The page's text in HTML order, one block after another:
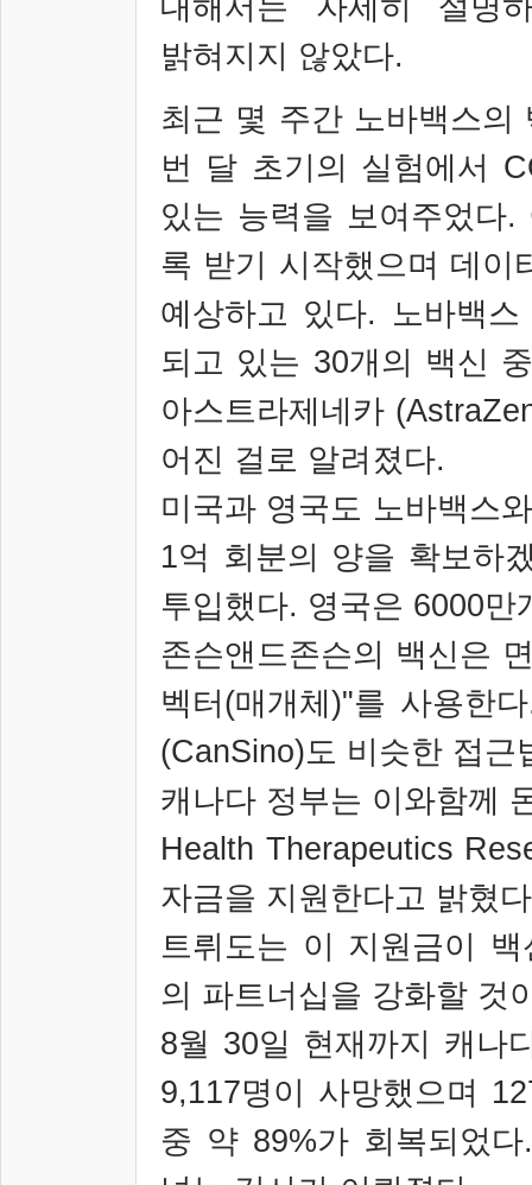
밝혀지지 않았다.
최근 몇 주간 노바백스의
번 달 초기의 실험에서
있는 능력을 보여주었다.
록 받기 시작했으며 데이
예상하고 있다.
노바백
되고 있는 30개의 백신
아스트라제네카
어진 걸로 알려졌다.
미국과 영국도 노바백스
1억 회분의 양을 확보하
투입했다. 영국은 6000만
존슨앤드존슨의 백신은
벡터(매개체)"를 사용한다
(CanSino)도 비슷한 접근
캐나다 정부는 이와함께
Health Therapeutics
자금을 지원한다고 밝혔다
트뤼도는 이 지원금이
의 파트너십을 강화할 것
8월 30일 현재까지 캐나
9,117명이 사망했으며
중 약89%가 회복되었다